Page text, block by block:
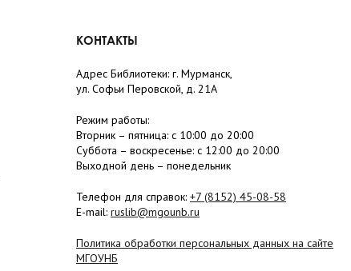
КОНТАКТЫ
Адрес Библиотеки: г. Мурманск,
ул. Софьи Перовской, д. 21А
Режим работы:
Вторник – пятница: с 10:00 до 20:00
Суббота – воскресенье: c 12:00 до 20:00
Выходной день – понедельник
Телефон для справок: +7 (8152) 45-08-58
E-mail: ruslib@mgounb.ru
Политика обработки персональных данных на сайте
МГОУНБ